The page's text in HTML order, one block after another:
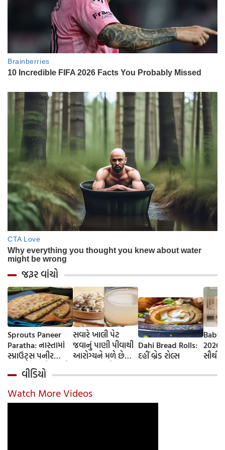
જરૂર વાંચો
Sprouts Paneer
Paratha: નાસ્તામાં
સ્પ્રાઉટ્સ પનીર
પરાઠા બનાવો, તમને
પ્રોટીનનો ડબલ ડોઝ
મળશે
સવારે ખાલી પેટ
જવાનું પાણી પીવાથી
આરોગ્યને મળે છે
જાણીએ તેના ફાયદા
અને ઉપયોગ કરવાની
યોગ્ય રીત
Dahi Bread Rolls:
દહીં બ્રેડ રોલ્સ
Baby
વીડિયો
Watch More Videos